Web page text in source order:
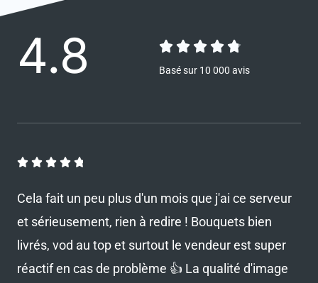
4.8     
o
é
8
Basé sur 10 000 avis
    
t
é
4
.
Cela fait un peu plus d'un mois que j'ai ce serveur
et sérieusement, rien à redire ! Bouquets bien
livrés, vod au top et surtout le vendeur est super
réactif en cas de problème 👍 La qualité d'image